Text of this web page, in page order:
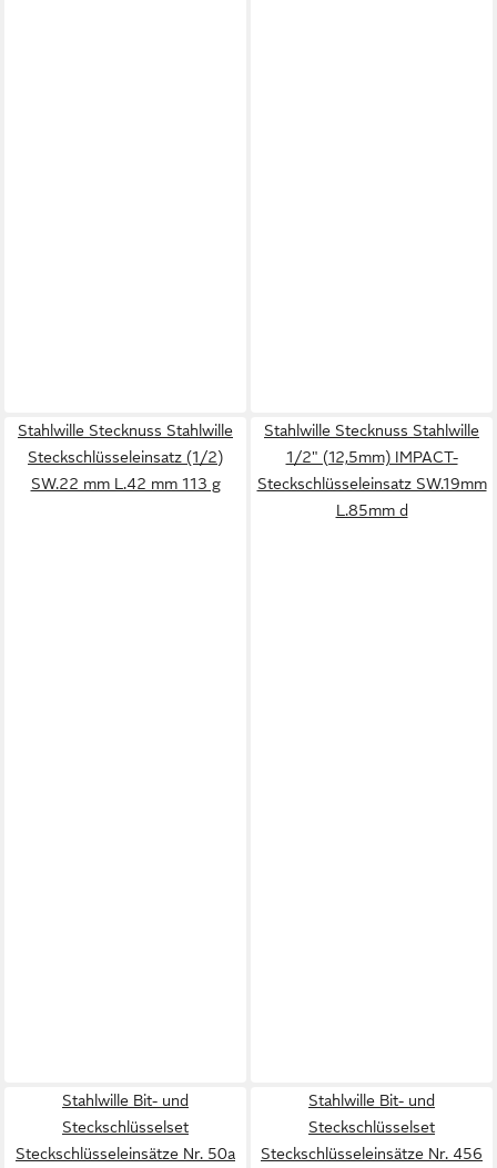
Stahlwille Stecknuss Stahlwille
Steckschlüsseleinsatz (1/2)
SW.22 mm L.42 mm 113 g
Stahlwille Stecknuss Stahlwille
1/2" (12,5mm) IMPACT-
Steckschlüsseleinsatz SW.19mm
L.85mm d
Stahlwille Bit- und
Steckschlüsselset
Steckschlüsseleinsätze Nr. 50a
Stahlwille Bit- und
Steckschlüsselset
Steckschlüsseleinsätze Nr. 456